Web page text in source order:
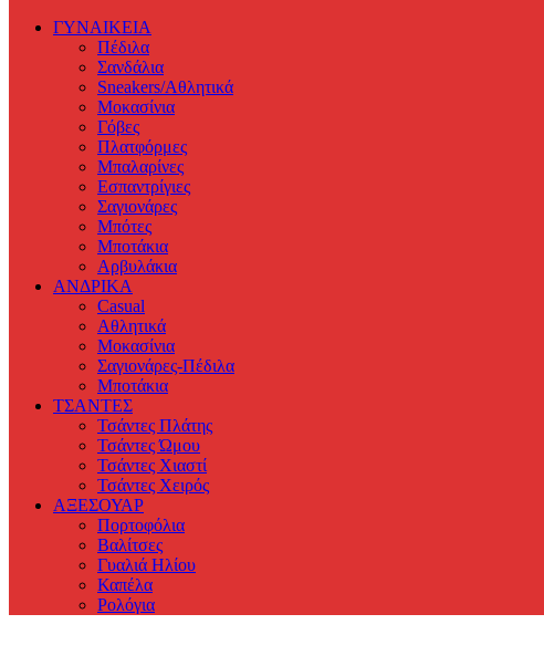
ΓΥΝΑΙΚΕΙΑ
Πέδιλα
Σανδάλια
Sneakers/Αθλητικά
Μοκασίνια
Γόβες
Πλατφόρμες
Μπαλαρίνες
Εσπαντρίγιες
Σαγιονάρες
Μπότες
Μποτάκια
Αρβυλάκια
ΑΝΔΡΙΚΑ
Casual
Αθλητικά
Μοκασίνια
Σαγιονάρες-Πέδιλα
Μποτάκια
ΤΣΑΝΤΕΣ
Τσάντες Πλάτης
Τσάντες Ώμου
Τσάντες Χιαστί
Τσάντες Χειρός
ΑΞΕΣΟΥΑΡ
Πορτοφόλια
Βαλίτσες
Γυαλιά Ηλίου
Καπέλα
Ρολόγια